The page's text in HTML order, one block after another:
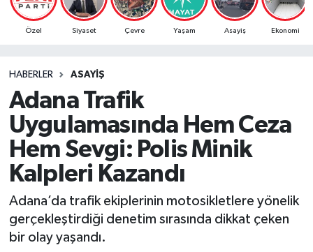
Özel Siyaset Çevre Yaşam Asayiş Ekonomi
HABERLER ASAYIŞ
Adana Trafik
Uygulamasında Hem Ceza
Hem Sevgi: Polis Minik
Kalpleri Kazandı
Adana’da trafik ekiplerinin motosikletlere yönelik
gerçekleştirdiği denetim sırasında dikkat çeken
bir olay yaşandı.
Eğitim
Gündem
Haber Reklam
Magazin
Özel
Resmi İlanlar
Süper Lig Puan Durumu ve Fikstür
Son Dakika Haberleri
Haber Arşivi